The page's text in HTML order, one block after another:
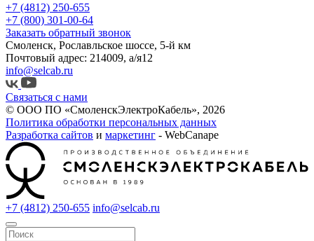
+7 (4812) 250-655
+7 (800) 301-00-64
Заказать обратный звонок
Смоленск, Рославльское шоссе, 5-й км
Почтовый адрес: 214009, а/я12
info@selcab.ru
Связаться с нами
© ООО ПО «СмоленскЭлектроКабель», 2026
Политика обработки персональных данных
Разработка сайтов и маркетинг - WebCanape
+7 (4812) 250-655 info@selcab.ru